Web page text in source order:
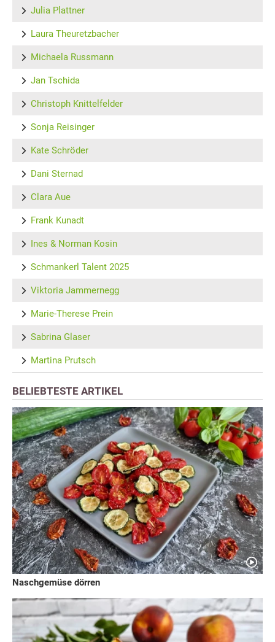
Julia Plattner
Laura Theuretzbacher
Michaela Russmann
Jan Tschida
Christoph Knittelfelder
Sonja Reisinger
Kate Schröder
Dani Sternad
Clara Aue
Frank Kunadt
Ines & Norman Kosin
Schmankerl Talent 2025
Viktoria Jammernegg
Marie-Therese Prein
Sabrina Glaser
Martina Prutsch
BELIEBTESTE ARTIKEL
Naschgemüse dörren